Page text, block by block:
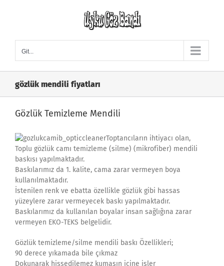
Git...
gözlük mendili fiyatları
Gözlük Temizleme Mendili
Toptancıların ihtiyacı olan,
Toplu gözlük camı temizleme (silme) (mikrofiber) mendili
baskısı yapılmaktadır.
Baskılarımız da 1. kalite, cama zarar vermeyen boya
kullanılmaktadır.
İstenilen renk ve ebatta özellikle gözlük gibi hassas
yüzeylere zarar vermeyecek baskı yapılmaktadır.
Baskılarımız da kullanılan boyalar insan sağlığına zarar
vermeyen EKO-TEKS belgelidir.
Gözlük temizleme/silme mendili baskı Özellikleri;
90 derece yıkamada bile çıkmaz
Dokunarak hissedilemez kumaşın içine işler